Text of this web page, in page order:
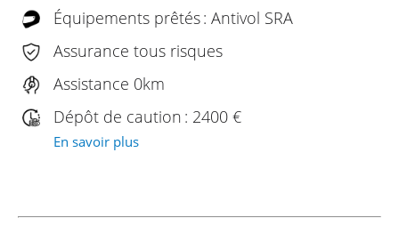
Équipements prêtés : Antivol SRA
Assurance tous risques
Assistance 0km
Dépôt de caution : 2400 €
En savoir plus